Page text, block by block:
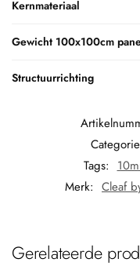
Kernmateriaal
Gewicht 100x100cm
Structuurrichting
Tags:
Merk: Cleaf
Gerelateerde